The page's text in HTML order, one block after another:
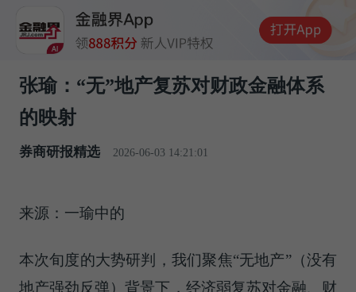
张瑜：“无”地产复苏对财政金融体系
的映射
券商研报精选 2026-06-03 14:21:01
来源：一瑜中的
本次旬度的大势研判，我们聚焦“无地产”（没有
地产强劲反弹）背景下，经济弱复苏对金融、财